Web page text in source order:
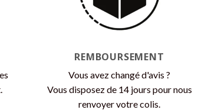
être
choisies
page
du
produit
REMBOURSEMENT
Vous avez changé d'avis ?
Vous disposez de 14 jours pour nous
renvoyer votre colis.